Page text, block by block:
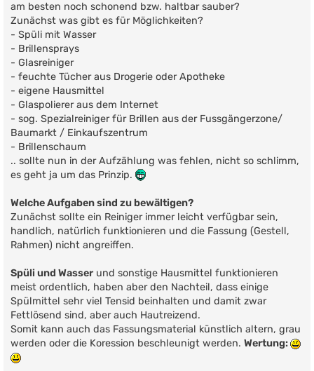
am besten noch schonend bzw. haltbar sauber?
Zunächst was gibt es für Möglichkeiten?
- Spüli mit Wasser
- Brillensprays
- Glasreiniger
- feuchte Tücher aus Drogerie oder Apotheke
- eigene Hausmittel
- Glaspolierer aus dem Internet
- sog. Spezialreiniger für Brillen aus der Fussgängerzone/
Baumarkt / Einkaufszentrum
- Brillenschaum
.. sollte nun in der Aufzählung was fehlen, nicht so schlimm,
es geht ja um das Prinzip.
Welche Aufgaben sind zu bewältigen?
Zunächst sollte ein Reiniger immer leicht verfügbar sein,
handlich, natürlich funktionieren und die Fassung (Gestell,
Rahmen) nicht angreiffen.
Spüli und Wasser und sonstige Hausmittel funktionieren
meist ordentlich, haben aber den Nachteil, dass einige
Spülmittel sehr viel Tensid beinhalten und damit zwar
Fettlösend sind, aber auch Hautreizend.
Somit kann auch das Fassungsmaterial künstlich altern, grau
werden oder die Koression beschleunigt werden. Wertung: